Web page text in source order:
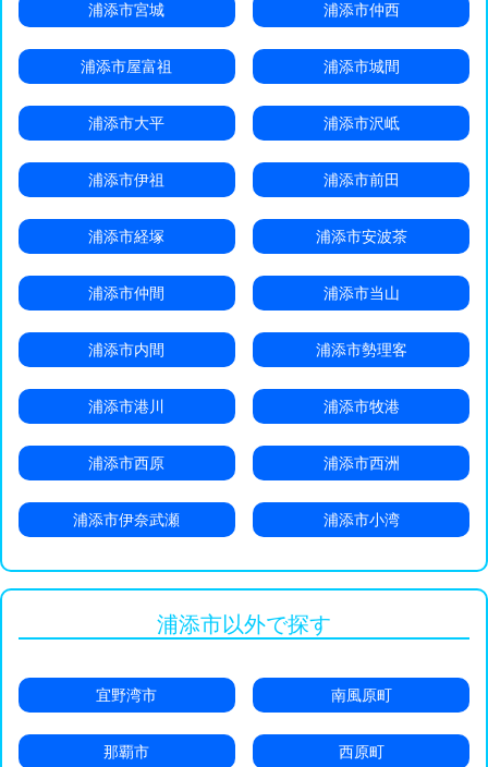
浦添市宮城 浦添市仲西
浦添市屋富祖 浦添市城間
浦添市大平 浦添市沢岻
浦添市伊祖 浦添市前田
浦添市経塚 浦添市安波茶
浦添市仲間 浦添市当山
浦添市内間 浦添市勢理客
浦添市港川 浦添市牧港
浦添市西原 浦添市西洲
浦添市伊奈武瀬 浦添市小湾
浦添市以外で探す
宜野湾市 南風原町
那覇市 西原町